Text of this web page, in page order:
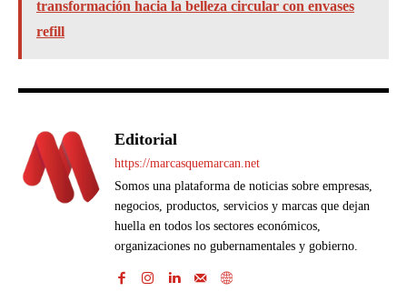
transformación hacia la belleza circular con envases
refill
Editorial
https://marcasquemarcan.net
Somos una plataforma de noticias sobre empresas,
negocios, productos, servicios y marcas que dejan
huella en todos los sectores económicos,
organizaciones no gubernamentales y gobierno.